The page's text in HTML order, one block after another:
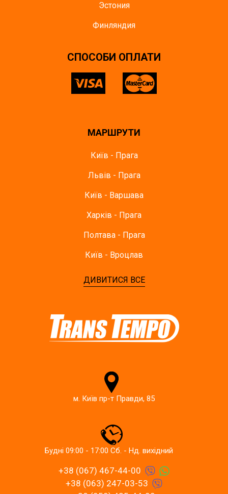
Эстония
Финляндия
СПОСОБИ ОПЛАТИ
МАРШРУТИ
Київ - Прага
Львів - Прага
Київ - Варшава
Харків - Прага
Полтава - Прага
Київ - Вроцлав
ДИВИТИСЯ ВСЕ
м. Київ пр-т Правди, 85
Будні 09:00 - 17:00 Сб. - Нд. вихідний
+38 (067) 467-44-00
+38 (063) 247-03-53